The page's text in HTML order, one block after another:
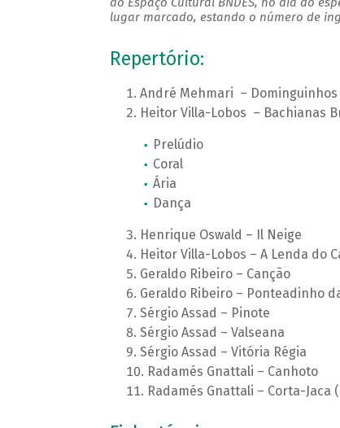
lugar marcado, estando o número de
Repertório:
André Mehmari – Dominguinhos
Heitor Villa-Lobos – Bachianas
Prelúdio
Coral
Ária
Dança
Henrique Oswald – Il Neige
Heitor Villa-Lobos – A Lenda do
Geraldo Ribeiro – Canção
Geraldo Ribeiro – Ponteadinho
Sérgio Assad – Pinote
Sérgio Assad – Valseana
Sérgio Assad – Vitória Régia
Radamés Gnattali – Canhoto
Radamés Gnattali – Corta-